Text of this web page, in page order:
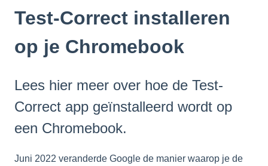
Test-Correct installeren
op je Chromebook
Lees hier meer over hoe de Test-
Correct app geïnstalleerd wordt op
een Chromebook.
Juni 2022 veranderde Google de manier waarop je de